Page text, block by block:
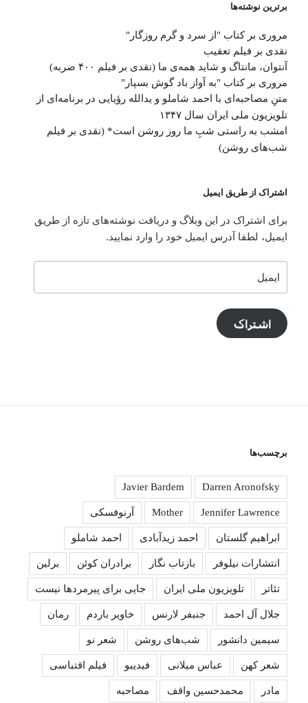
برترین نوشته‌ها
مروری بر کتاب "از سرد و گرم روزگار"
نقدی بر فیلم تعقیب
آﻧﺘﻮان، ﻣﺎﻧﺘﺎگ و ﺷﺎﯾﺪ ﻫﻤﻪی ما (نقدی بر فیلم ۴۰۰ ضربه)
مروری بر کتاب "به آواز باد گوش بسپار"
متنِ‌ مصاحبه‌ای با احمد شاملو و یدالله رؤیایی در برنامه‌ای از
تلویزیون ملی ایران سال ۱۳۴۷
امشب به راستی شبِ ما روز روشن است* (نقدی بر فیلم
شب‌های روشن)
اشتراک از طریق ایمیل
برای اشتراک در این وبلاگ و دریافت نوشته‌های تازه از طریق
ایمیل، لطفا آدرس ایمیل خود را وارد نمایید.
اشتراک
برچسب‌ها
Darren Aronofsky
Javier Bardem
Jennifer Lawrence
Mother آرنوفسکی
ابراهیم گلستان احمد زیدآبادی احمد شاملو
انتشارات نیلوفر بازتاب نگار برادران کوئن برلین
تئاتر تلویزیون ملی ایران جایی برای پیرمردها نیست
جلال آل احمد جنبفر لارنس خاویر باردم رمان
سیمین دانشور شب‌های روشن شعر نو
شعر کهن عباس میلانی فیدیبو فیلم اقتباسی
مادر محمدحسین واقف مصاحبه